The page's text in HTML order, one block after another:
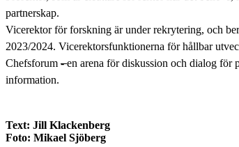
partnerskap.
Vicerektor för forskning är under rekrytering, och
2023/2024. Vicerektorsfunktionerna för hållbar
Chefsforum -en arena för diskussion och dialog för
information.
Text: Jill Klackenberg
Foto: Mikael Sjöberg